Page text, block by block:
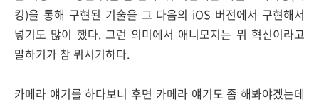
킹)을 통해 구현된 기술을 그 다음의 iOS 버전에서 구현해서
넣기도 많이 했다. 그런 의미에서 애니모지는 뭐 혁신이라고
말하기가 참 뭐시기하다.
카메라 얘기를 하다보니 후면 카메라 얘기도 좀 해봐야겠는데